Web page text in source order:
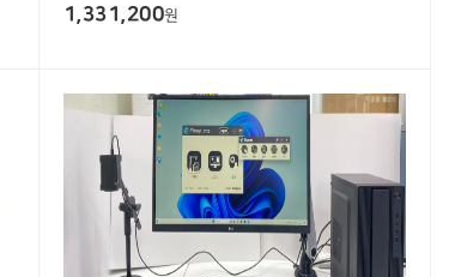
1,331,200원